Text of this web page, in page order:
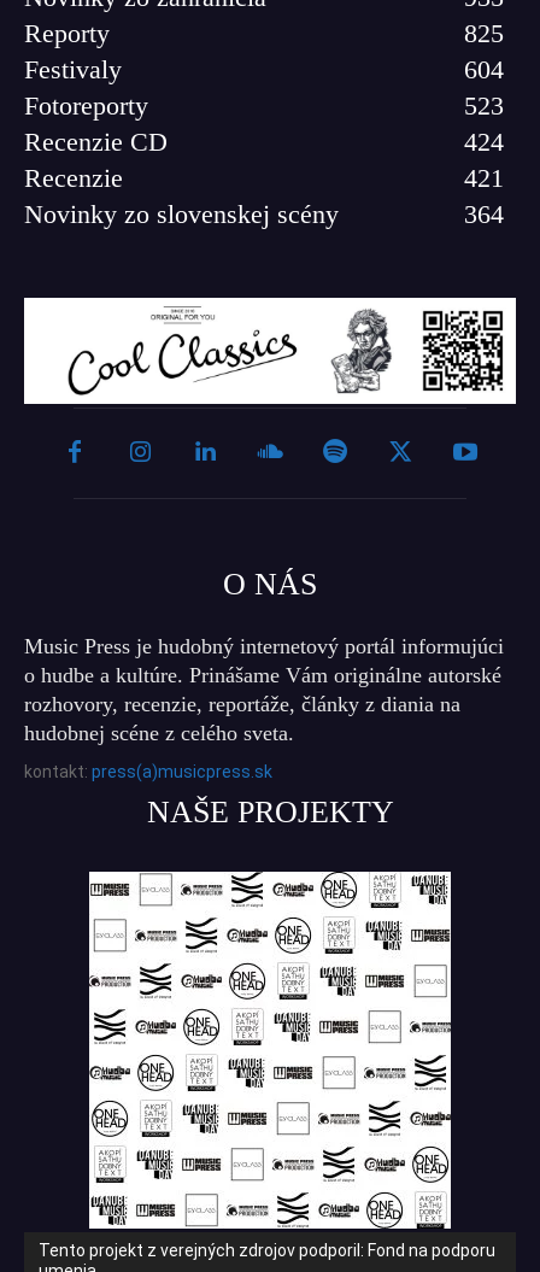
Reporty
825
Festivaly
604
Fotoreporty
523
Recenzie CD
424
Recenzie
421
Novinky zo slovenskej scény
364
O NÁS
Music Press je hudobný internetový portál informujúci
o hudbe a kultúre. Prinášame Vám originálne autorské
rozhovory, recenzie, reportáže, články z diania na
hudobnej scéne z celého sveta.
kontakt: press(a)musicpress.sk
NAŠE PROJEKTY
Tento projekt z verejných zdrojov podporil: Fond na podporu